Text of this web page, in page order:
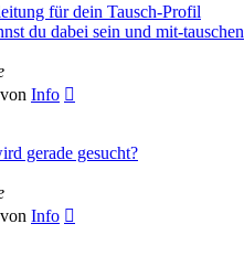
für dein Tausch-Profil
du dabei sein und mit-tauschen
von Info
gerade gesucht?
von Info